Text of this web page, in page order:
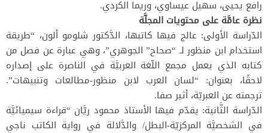
رافع يحيى، سهيل عيساوي، وريما الكردي.
نظرة عامَّة على محتويات المجلَّة
الدّراسة الأولى: عالج فيها كاتبها، الدَّكتور شلومو ألون، “طريقة
استخدام ابن منظور لـ “صحاح” الجوهري”، وهي عبارة عن فصل من
كتابه الذي يعمل مجمع اللّغة العربيَّة في الناصرة على إصداره
لاحقًا، بعنوان: “لسان العرب لابن منظور-مطالعات وتنبيهات”.
ترجمته عن العبريّة، أثير صفا.
الدّراسة الثَّانية: يقدّم فيها الأستاذ محمود ريَّان “قراءة سيميائيَّة
في الشخصيَّة المركزيّة-البطل/ والدَّلالة في رواية الكاتب ناجي